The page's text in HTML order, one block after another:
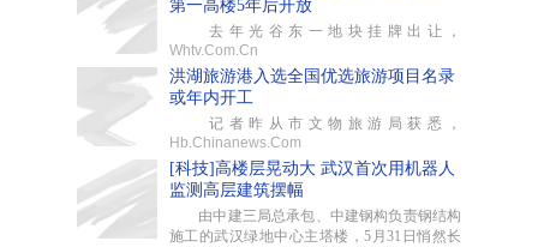
第一高楼5年后开放
去年光谷东一地块挂牌出让，
Whtv.Com.Cn
洪湖旅游港入选全国优选旅游项目名录
或年内开工
记者昨从市文物旅游局获悉，
Hb.Chinanews.Com
[科技]高楼层晃动大 武汉首次用机器人
监测高层建筑摆幅
由中建三局总承包、中建钢构负责钢结构
施工的武汉绿地中心主塔楼，5月31日悄然长